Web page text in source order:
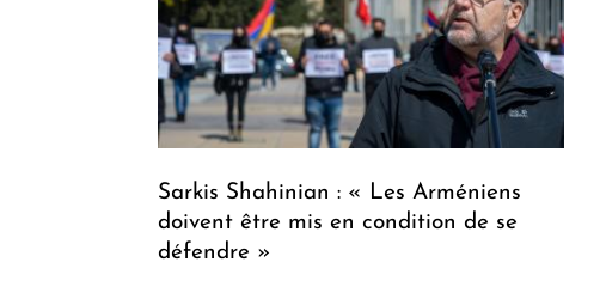
Sarkis Shahinian : « Les Arméniens
doivent être mis en condition de se
défendre »